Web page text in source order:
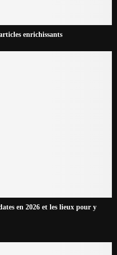
enrichissants
en 2026 et les lieux pour y